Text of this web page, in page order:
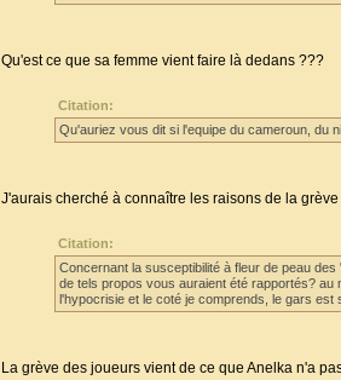
Qu'est ce que sa femme vient faire là dedans ???
Citation:
Qu'auriez vous dit si l'equipe du cameroun, du
J'aurais cherché à connaître les raisons de la
Citation:
Concernant la susceptibilité à fleur de peau
de tels propos vous auraient été rapportés?
l'hypocrisie et le coté je comprends, le gars est
La grève des joueurs vient de ce que Anelka n'a